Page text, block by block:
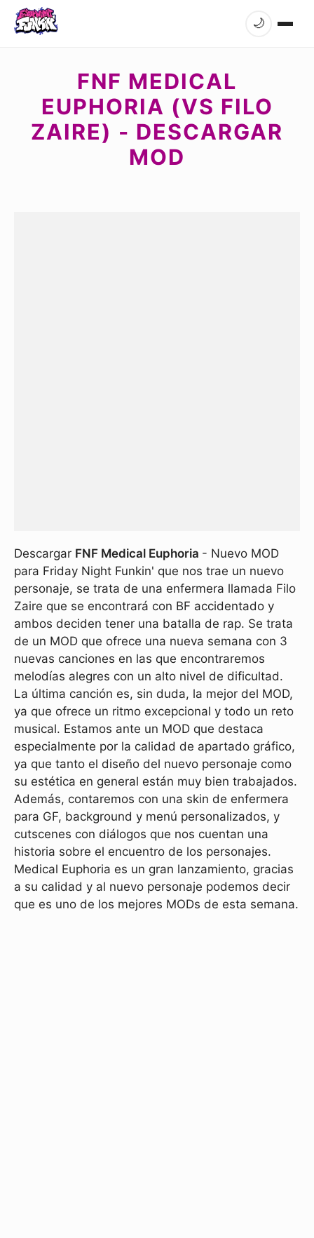
🌙
FNF MEDICAL
EUPHORIA (VS FILO
ZAIRE) - DESCARGAR
MOD
Descargar FNF Medical Euphoria - Nuevo MOD
para Friday Night Funkin' que nos trae un nuevo
personaje, se trata de una enfermera llamada Filo
Zaire que se encontrará con BF accidentado y
ambos deciden tener una batalla de rap. Se trata
de un MOD que ofrece una nueva semana con 3
nuevas canciones en las que encontraremos
melodías alegres con un alto nivel de dificultad.
La última canción es, sin duda, la mejor del MOD,
ya que ofrece un ritmo excepcional y todo un reto
musical. Estamos ante un MOD que destaca
especialmente por la calidad de apartado gráfico,
ya que tanto el diseño del nuevo personaje como
su estética en general están muy bien trabajados.
Además, contaremos con una skin de enfermera
para GF, background y menú personalizados, y
cutscenes con diálogos que nos cuentan una
historia sobre el encuentro de los personajes.
Medical Euphoria es un gran lanzamiento, gracias
a su calidad y al nuevo personaje podemos decir
que es uno de los mejores MODs de esta semana.